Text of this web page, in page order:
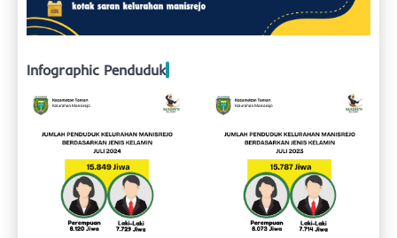
Infographic Penduduk